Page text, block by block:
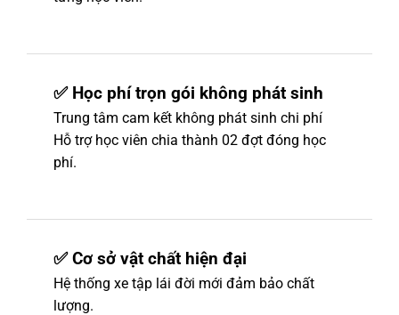
✅ Học phí trọn gói không phát sinh
Trung tâm cam kết không phát sinh chi phí
Hỗ trợ học viên chia thành 02 đợt đóng học
phí.
✅ Cơ sở vật chất hiện đại
Hệ thống xe tập lái đời mới đảm bảo chất
lượng.